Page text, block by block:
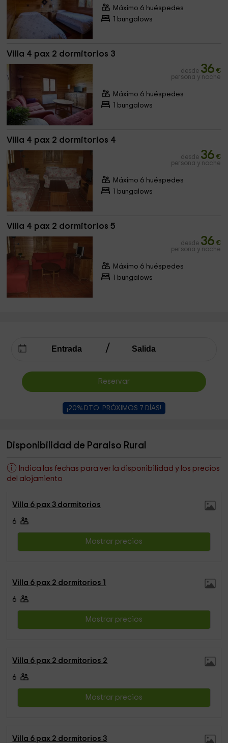
Máximo 6 huéspedes
1 bungalows
Villa 4 pax 2 dormitorios 3
desde 36 €
persona y noche
Máximo 6 huéspedes
1 bungalows
Villa 4 pax 2 dormitorios 4
desde 36 €
persona y noche
Máximo 6 huéspedes
1 bungalows
Villa 4 pax 2 dormitorios 5
desde 36 €
persona y noche
Máximo 6 huéspedes
1 bungalows
Reservar
¡20% DTO. PRÓXIMOS 7 DÍAS!
Disponibilidad de Paraiso Rural
Indica las fechas para ver la disponibilidad y los precios
del alojamiento
Villa 6 pax 3 dormitorios
6
Mostrar precios
Villa 6 pax 2 dormitorios 1
6
Mostrar precios
Villa 6 pax 2 dormitorios 2
6
Mostrar precios
Villa 6 pax 2 dormitorios 3